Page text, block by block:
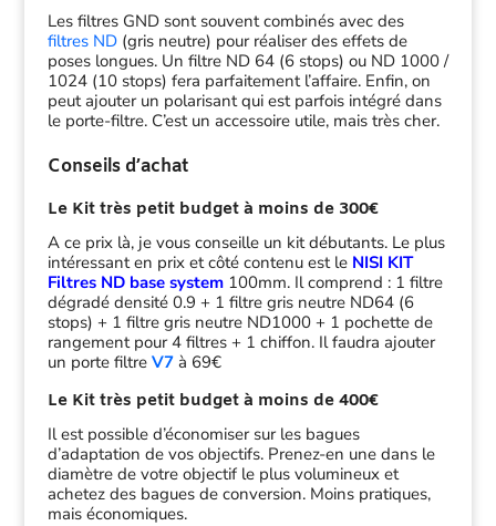
Les filtres GND sont souvent combinés avec des
filtres ND(gris neutre) pour réaliser des effets de
poses longues. Un filtre ND 64 (6 stops) ou ND 1000 /
1024 (10 stops) fera parfaitement l’affaire. Enfin, on
peut ajouter un polarisant qui est parfois intégré dans
le porte-filtre. C’est un accessoire utile, mais très cher.
Conseils d’achat
Le Kit très petit budget à moins de 300€
A ce prix là, je vous conseille un kit débutants. Le plus
intéressant en prix et côté contenu est leNISI KIT
Filtres ND base system 100mm. Il comprend : 1 filtre
dégradé densité 0.9 + 1 filtre gris neutre ND64 (6
stops) + 1 filtre gris neutre ND1000 + 1 pochette de
rangement pour 4 filtres + 1 chiffon. Il faudra ajouter
un porte filtre V7à 69€
Le Kit très petit budget à moins de 400€
Il est possible d’économiser sur les bagues
d’adaptation de vos objectifs. Prenez-en une dans le
diamètre de votre objectif le plus volumineux et
achetez des bagues de conversion. Moins pratiques,
mais économiques.